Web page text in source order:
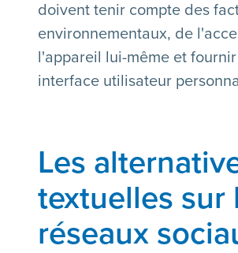
doivent tenir compte des
environnementaux, de
l'appareil lui-même et
interface utilisateur
Les
textuelles sur
réseaux